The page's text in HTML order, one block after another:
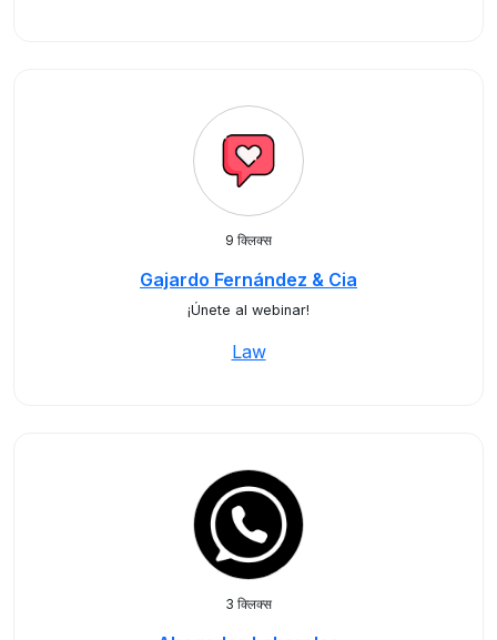
9 क्लिक्स
Gajardo Fernández & Cia
¡Únete al webinar!
Law
3 क्लिक्स